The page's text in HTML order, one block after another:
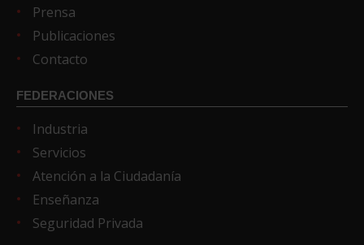
Prensa
Publicaciones
Contacto
FEDERACIONES
Industria
Servicios
Atención a la Ciudadanía
Enseñanza
Seguridad Privada